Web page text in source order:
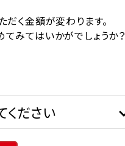
く金額が変わります。
みてはいかがでしょうか？